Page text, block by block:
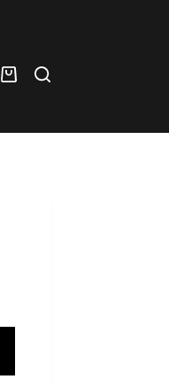
Panier